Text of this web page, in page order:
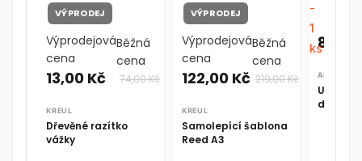
VÝPRODEJ
Dřevěné razítko
vážky
Výprodejová
cena
13,00 Kč
Běžná
cena
74,00 Kč
KREUL
VÝPRODEJ
Samolepící šablona
Reed A3
Výprodejová
cena
122,00 Kč
Běžná
cena
219,00 Kč
KREUL
-
1
ks8,00
ARTMIE®